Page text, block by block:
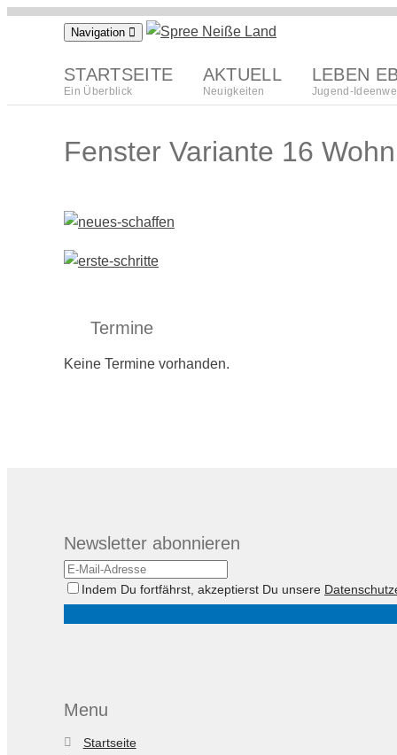
Navigation
STARTSEITE
Ein Überblick
AKTUELL
Neuigkeiten
LEBEN
Jugend-
Fenster Variante 16
Termine
Keine Termine vorhanden.
Newsletter abonnieren
Indem Du fortfährst, akzeptierst Du unsere
Menu
Startseite